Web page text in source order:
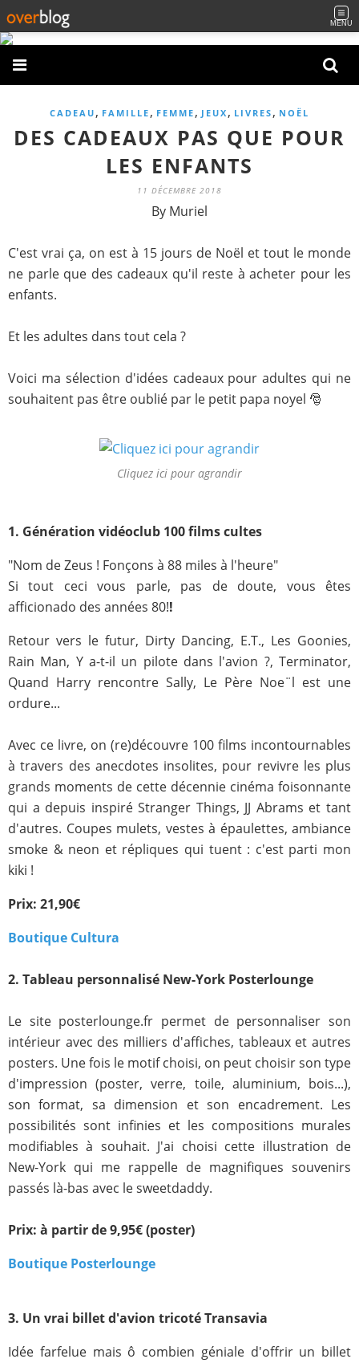
MENU
CADEAU , FAMILLE , FEMME , JEUX , LIVRES , NOËL
DES CADEAUX PAS QUE POUR
LES ENFANTS
11 DÉCEMBRE 2018
By Muriel
C'est vrai ça, on est à 15 jours de Noël et tout le monde
ne parle que des cadeaux qu'il reste à acheter pour les
enfants.
Et les adultes dans tout cela ?
Voici ma sélection d'idées cadeaux pour adultes qui ne
souhaitent pas être oublié par le petit papa noyel 🎅
Cliquez ici pour agrandir
1. Génération vidéoclub 100 films cultes
"Nom de Zeus ! Fonçons à 88 miles à l'heure"
Si tout ceci vous parle, pas de doute, vous êtes
afficionado des années 80!!
Retour vers le futur, Dirty Dancing, E.T., Les Goonies,
Rain Man, Y a-t-il un pilote dans l'avion ?, Terminator,
Quand Harry rencontre Sally, Le Père Noe¨l est une
ordure...
Avec ce livre, on (re)découvre 100 films incontournables
à travers des anecdotes insolites, pour revivre les plus
grands moments de cette décennie cinéma foisonnante
qui a depuis inspiré Stranger Things, JJ Abrams et tant
d'autres. Coupes mulets, vestes à épaulettes, ambiance
smoke & neon et répliques qui tuent : c'est parti mon
kiki !
Prix: 21,90€
Boutique Cultura
2. Tableau personnalisé New-York Posterlounge
Le site posterlounge.fr permet de personnaliser son
intérieur avec des milliers d'affiches, tableaux et autres
posters. Une fois le motif choisi, on peut choisir son type
d'impression (poster, verre, toile, aluminium, bois...),
son format, sa dimension et son encadrement. Les
possibilités sont infinies et les compositions murales
modifiables à souhait. J'ai choisi cette illustration de
New-York qui me rappelle de magnifiques souvenirs
passés là-bas avec le sweetdaddy.
Prix: à partir de 9,95€ (poster)
Boutique Posterlounge
3. Un vrai billet d'avion tricoté Transavia
Idée farfelue mais ô combien géniale d'offrir un billet